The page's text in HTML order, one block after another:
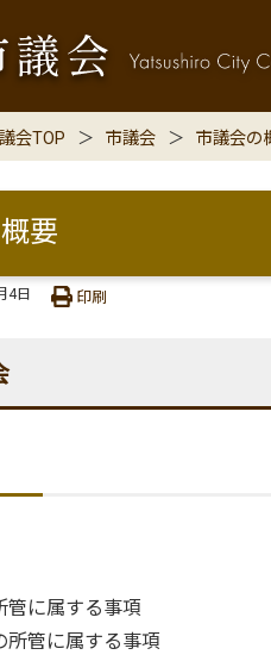
会TOP 市議会 市議会の
要
4日 印刷
に属する事項
管に属する事項